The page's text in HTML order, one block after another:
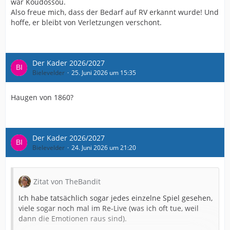
Also freue mich, dass der Bedarf auf RV erkannt wurde! Und
hoffe, er bleibt von Verletzungen verschont.
Der Kader 2026/2027
Bielevelder 25. Juni 2026 um 15:35
Haugen von 1860?
Der Kader 2026/2027
Bielevelder 24. Juni 2026 um 21:20
Zitat von TheBandit
Ich habe tatsächlich sogar jedes einzelne Spiel gesehen,
viele sogar noch mal im Re-Live (was ich oft tue, weil
dann die Emotionen raus sind).